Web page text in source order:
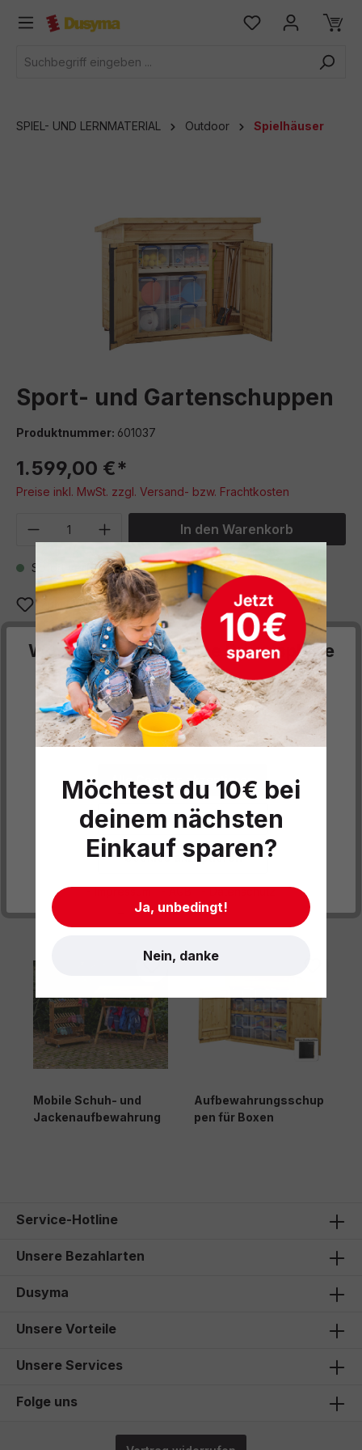
springen
SPIEL- UND LERNMATERIAL Outdoor Spielhäuser
Sport- und Gartenschuppen
Produktnummer: 601037
1.599,00 €*
Preise inkl. MwSt. zzgl. Versand- bzw. Frachtkosten
Produkt Anzahl: Gib denIn den Warenkorb
Sofort verfügbar, Lieferzeit: 6 Wochen
Zum Merkzettel hinzufügen
Beschreibung
Mit diesem Schuppen haben Sie jede Menge Platz für
Kisten sowie seitlich Platz zum Aufstellen von längeren
Geräten oder oben…Mehr
Produktdaten
Informationen und Hinweise
Produktgalerie überspringen
Könnte auch gefallen
Mobile Schuh- und
Jackenaufbewahrung
Aufbewahrungsschup
pen für Boxen
Service-Hotline
Unsere Bezahlarten
Dusyma
Unsere Vorteile
Unsere Services
Folge uns
Wir respektieren deine Privatsphäre
Diese Website verwendet Cookies, um Ihnen die
bestmögliche Funktionalität bieten zu können... Mehr
Informationen.
Alle Cookies akzeptieren
Datenschutzeinstellungen
Cookies akzeptieren
- Impressum - AGB - Datenschutz
Möchtest du 10€ bei
deinem nächsten
Einkauf sparen?
Ja, unbedingt!
Nein, danke